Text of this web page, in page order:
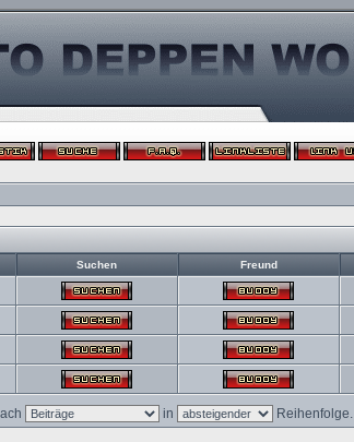
Suchen Freund
in Reihenfolge.